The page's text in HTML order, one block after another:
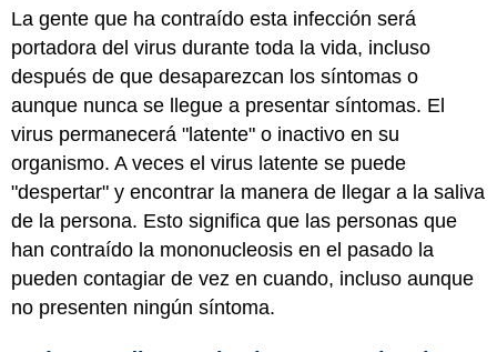
La gente que ha contraído esta infección será
portadora del virus durante toda la vida, incluso
después de que desaparezcan los síntomas o
aunque nunca se llegue a presentar síntomas. El
virus permanecerá "latente" o inactivo en su
organismo. A veces el virus latente se puede
"despertar" y encontrar la manera de llegar a la saliva
de la persona. Esto significa que las personas que
han contraído la mononucleosis en el pasado la
pueden contagiar de vez en cuando, incluso aunque
no presenten ningún síntoma.